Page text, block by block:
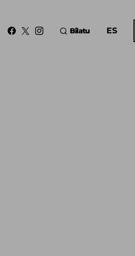
Bilatu ES